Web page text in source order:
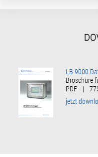
LB 9000
Broschüre
PDF
|
jetzt